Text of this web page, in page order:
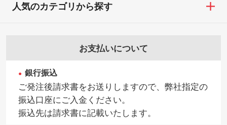
お支払いについて
銀行振込
ご発注後請求書をお送りしますので、弊社指定の
振込口座にご入金ください。
振込先は請求書に記載いたします。
人気のカテゴリから探す